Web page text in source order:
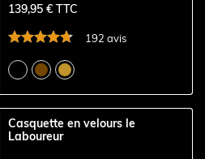
139,95 € TTC
192 avis
Casquette en velours le
Laboureur